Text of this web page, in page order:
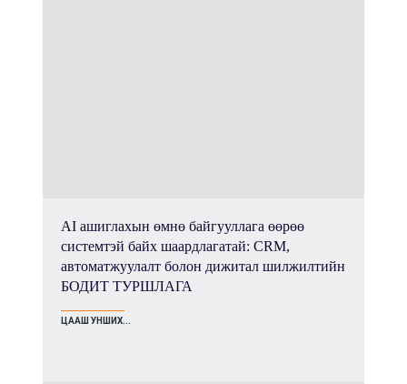
AI ашиглахын өмнө байгууллага өөрөө
системтэй байх шаардлагатай: CRM,
автоматжуулалт болон дижитал шилжилтийн
БОДИТ ТУРШЛАГА
ЦААШ УНШИХ...